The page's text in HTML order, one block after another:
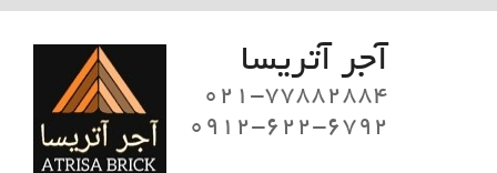
آجر آتریسا
021-77882884
0912-622-6792